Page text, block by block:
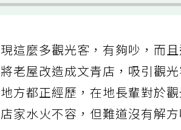
現這麼多觀光客，有夠吵，而
老屋改造成文青店，吸引觀
方都正經歷，在地長輩對於
家水火不容，但難道沒有解